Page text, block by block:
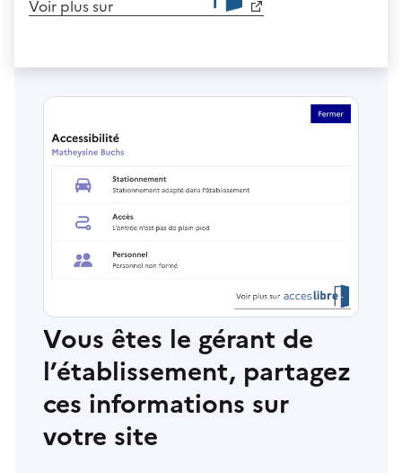
Voir plus sur
Vous êtes le gérant de
l’établissement, partagez
ces informations sur
votre site